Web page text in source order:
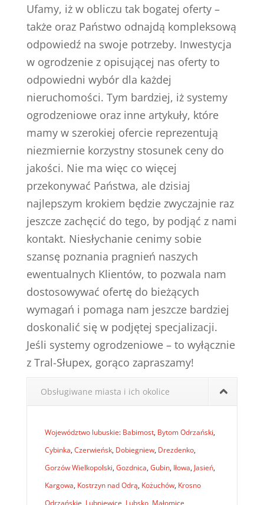
Ufamy, iż w obliczu tak bogatej oferty –
także oraz Państwo odnajdą kompleksową
odpowiedź na swoje potrzeby. Inwestycja
w ogrodzenie z opisującej nas oferty to
odpowiedni wybór dla każdej
nieruchomości. Tym bardziej, iż systemy
ogrodzeniowe oraz inne artykuły, które
mamy w szerokiej ofercie reprezentują
niezmiernie korzystny stosunek ceny do
jakości. Nie ma więc co więcej
przekonywać Państwa, ale dzisiaj
najlepszym krokiem będzie zwyczajnie raz
jeszcze zachęcić do tego, by podjąć z nami
kontakt. Niesłychanie cenimy sobie
szansę poznania pragnień naszych
ewentualnych Klientów, to pozwala nam
dostosowywać ofertę do bieżących
wymagań i pomaga nam jeszcze bardziej
doskonalić się w podjętej specjalizacji.
Jeśli systemy ogrodzeniowe – to wyłącznie
z Tral-Słupex, gorąco zapraszamy!
Obsługiwane miasta i ich okolice
Województwo lubuskie: Babimost, Bytom Odrzański,
Cybinka, Czerwieńsk, Dobiegniew, Drezdenko,
Gorzów Wielkopolski, Gozdnica, Gubin, Iłowa, Jasień,
Kargowa, Kostrzyn nad Odrą, Kożuchów, Krosno